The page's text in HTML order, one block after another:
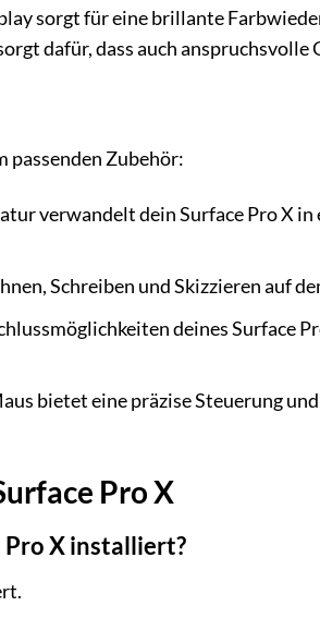
sorgt für eine brillante
dafür, dass auch
passenden Zubehör:
verwandelt dein Surface Pro X
Schreiben und Skizzieren auf
deines Surface
bietet eine präzise Steuerung
Pro X
X installiert?